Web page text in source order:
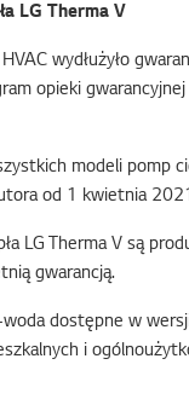
LG Therma V
wydłużyło
opieki
modeli pomp
od 1 kwietnia
LG Therma V są
gwarancją.
dostępne w
i